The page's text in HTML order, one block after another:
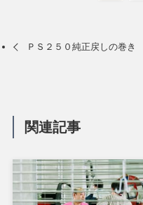
ＰＳ２５０純正戻しの巻き
関連記事